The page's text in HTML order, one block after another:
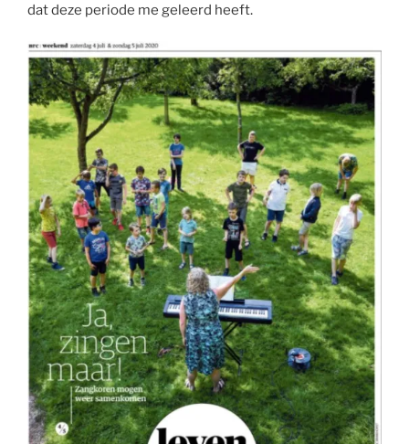
dat deze periode me geleerd heeft.